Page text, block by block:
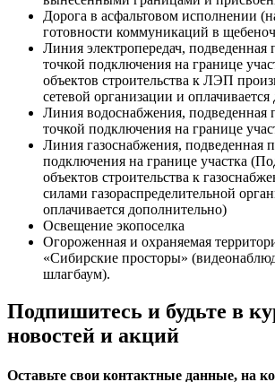
Дорога в асфальтовом исполнении
готовности коммуникаций в
Линия электропередач, подведенная
точкой подключения на границе
объектов строительства к ЛЭП
сетевой организации и
Линия водоснабжения, подведенная
точкой подключения на границе
Линия газоснабжения, подведенная
подключения на границе участка
объектов строительства к
силами газораспределительной
оплачивается дополнительно)
Освещение экопоселка
Огороженная и охраняемая
«Сибирские просторы»
шлагбаум).
Подпишитесь и будьте в
новостей и акций
Оставьте свои контактные данные, на